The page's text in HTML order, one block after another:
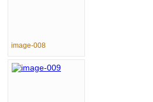
image-008